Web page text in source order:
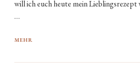
will ich euch heute mein
…
MEHR